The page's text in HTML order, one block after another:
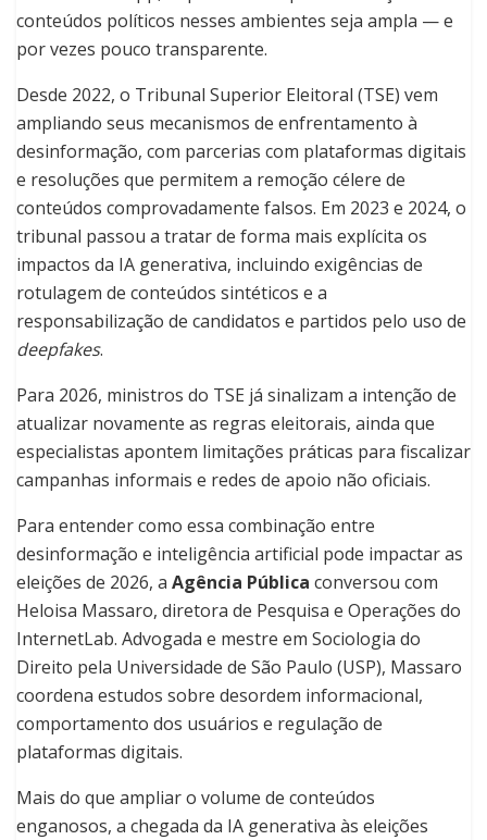
conteúdos políticos nesses ambientes seja ampla — e
por vezes pouco transparente.
Desde 2022, o Tribunal Superior Eleitoral (TSE) vem
ampliando seus mecanismos de enfrentamento à
desinformação, com parcerias com plataformas digitais
e resoluções que permitem a remoção célere de
conteúdos comprovadamente falsos. Em 2023 e 2024, o
tribunal passou a tratar de forma mais explícita os
impactos da IA generativa, incluindo exigências de
rotulagem de conteúdos sintéticos e a
responsabilização de candidatos e partidos pelo uso de
deepfakes.
Para 2026, ministros do TSE já sinalizam a intenção de
atualizar novamente as regras eleitorais, ainda que
especialistas apontem limitações práticas para fiscalizar
campanhas informais e redes de apoio não oficiais.
Para entender como essa combinação entre
desinformação e inteligência artificial pode impactar as
eleições de 2026, a Agência Pública conversou com
Heloisa Massaro, diretora de Pesquisa e Operações do
InternetLab. Advogada e mestre em Sociologia do
Direito pela Universidade de São Paulo (USP), Massaro
coordena estudos sobre desordem informacional,
comportamento dos usuários e regulação de
plataformas digitais.
Mais do que ampliar o volume de conteúdos
enganosos, a chegada da IA generativa às eleições